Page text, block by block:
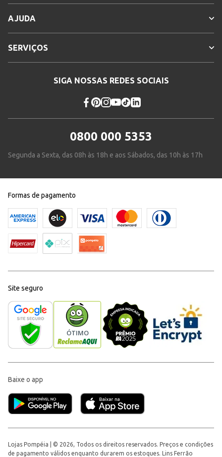
AJUDA
SERVIÇOS
SIGA NOSSAS REDES SOCIAIS
0800 000 5353
Segunda a Sexta, das 08h às 18h e aos Sábados, das 10h às 17h
Formas de pagamento
Site seguro
Baixe o app
Lojas Pompéia | © 2026, Todos os direitos reservados. Preços e condições
de pagamento válidos enquanto durarem os estoques. Lins Ferrão